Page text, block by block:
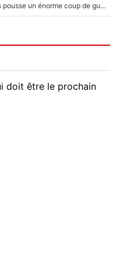
Victime de racisme contre Murray, Kyrgios pousse un énorme coup de gueule !
doit être le prochain